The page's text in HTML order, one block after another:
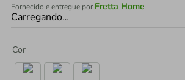
Fornecido e entregue por Fretta Home
Carregando…
Cor